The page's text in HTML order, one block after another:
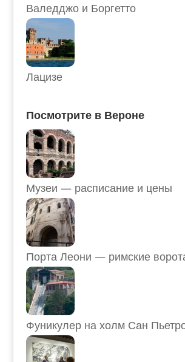
Валедджо и Боргетто
Лацизе
Посмотрите в Вероне
Музеи — расписание и цены
Порта Леони — римские
Фуникулер на холм Сан